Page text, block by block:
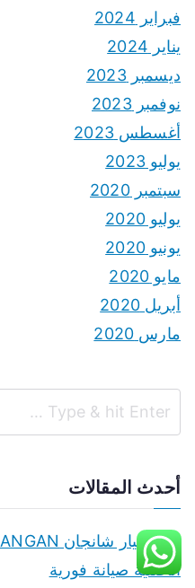
فبراير 2024
يناير 2024
ديسمبر 2023
نوفمبر 2023
أغسطس 2023
يوليو 2023
سبتمبر 2020
يوليو 2020
يونيو 2020
مايو 2020
أبريل 2020
مارس 2020
أحدث المقالات
الأصلية صيانة فورية